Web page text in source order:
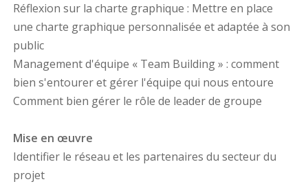
Réflexion sur la charte graphique : Mettre en place
une charte graphique personnalisée et adaptée à son
public
Management d'équipe « Team Building » : comment
bien s'entourer et gérer l'équipe qui nous entoure
Comment bien gérer le rôle de leader de groupe
Mise en œuvre
Identifier le réseau et les partenaires du secteur du
projet